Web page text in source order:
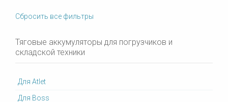
Сбросить все фильтры
Тяговые аккумуляторы для погрузчиков и
складской техники
Для Atlet
Для Boss